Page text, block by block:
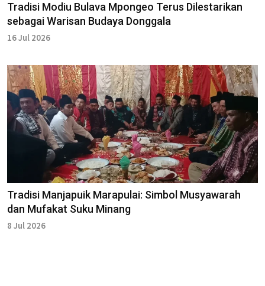
Tradisi Modiu Bulava Mpongeo Terus Dilestarikan
sebagai Warisan Budaya Donggala
16 Jul 2026
Tradisi Manjapuik Marapulai: Simbol Musyawarah
dan Mufakat Suku Minang
8 Jul 2026